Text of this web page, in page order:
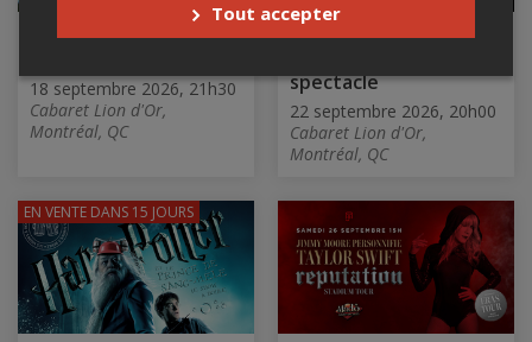
Best of Total Crap
18 septembre 2026, 21h30
Cabaret Lion d'Or,
Montréal, QC
Rolly Assal - Mon
spectacle
22 septembre 2026, 20h00
Cabaret Lion d'Or,
Montréal, QC
EN VENTE DANS 15 JOURS
Tout accepter